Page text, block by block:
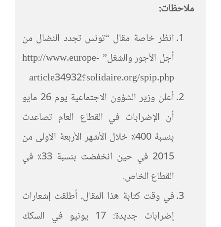
ملاحظات:
انظر خاصة مقال “تونس تجدد النضال من
أجل الأجور والشغل” http://www.europe-
solidaire.org/spip.php؟article34932
أعلن وزير الشؤون الاجتماعية يوم 26 مايو
أن الإضرابات في القطاع العام تصاعدت
بنسبة 400٪ خلال الأشهر الأربعة الأولى من
2015 في حين انخفضت بنسبة 33٪ في
القطاع الخاص.
في وقت كتابة هذا المقال، أطلقت إشعارات
إضرابات جديدة: 17 يونيو في السكك